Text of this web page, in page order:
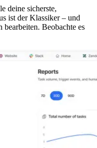
deine sicherste,
ist der Klassiker – und
bearbeiten. Beobachte es